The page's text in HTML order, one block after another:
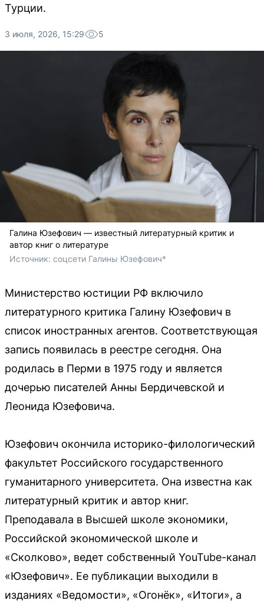
Турции.
3 июля, 2026, 15:29 5
Галина Юзефович — известный литературный критик и
автор книг о литературе
Источник: соцсети Галины Юзефович*
Министерство юстиции РФ включило
литературного критика Галину Юзефович в
список иностранных агентов. Соответствующая
запись появилась в реестре сегодня. Она
родилась в Перми в 1975 году и является
дочерью писателей Анны Бердичевской и
Леонида Юзефовича.
Юзефович окончила историко-филологический
факультет Российского государственного
гуманитарного университета. Она известна как
литературный критик и автор книг.
Преподавала в Высшей школе экономики,
Российской экономической школе и
«Сколково», ведет собственный YouTube-канал
«Юзефович». Ее публикации выходили в
изданиях «Ведомости», «Огонёк», «Итоги», а